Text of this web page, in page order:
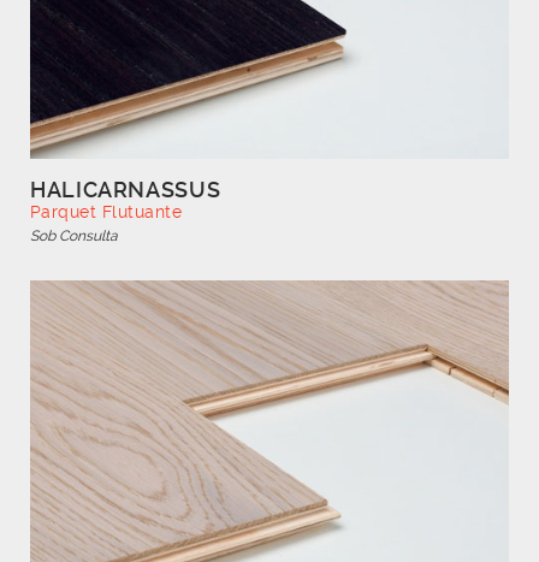
HALICARNASSUS
Parquet Flutuante
Sob Consulta